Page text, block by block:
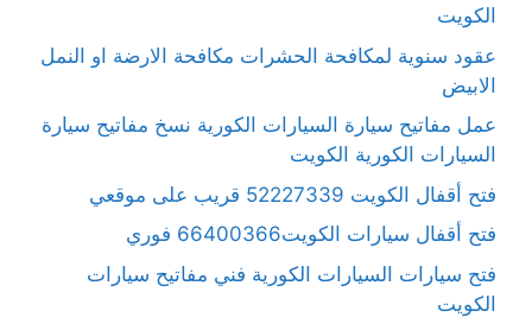
الكويت
عقود سنوية لمكافحة الحشرات مكافحة الارضة او النمل
الابيض
عمل مفاتيح سيارة السيارات الكورية نسخ مفاتيح سيارة
السيارات الكورية الكويت
فتح أقفال الكويت 52227339 قريب على موقعي
فتح أقفال سيارات الكويت66400366 فوري
فتح سيارات السيارات الكورية فني مفاتيح سيارات
الكويت